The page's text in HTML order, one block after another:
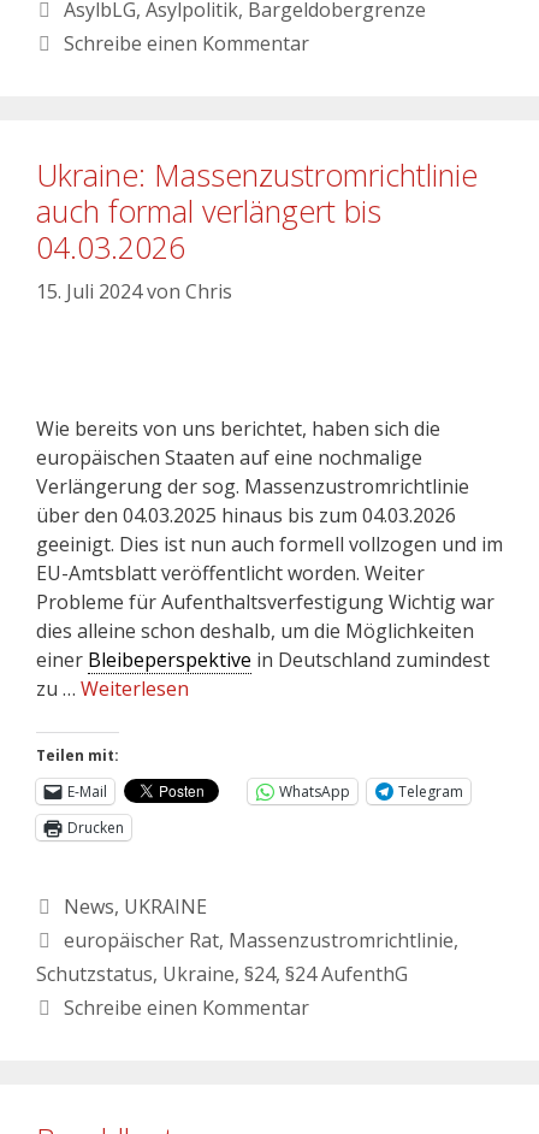
AsylbLG, Asylpolitik, Bargeldobergrenze
Schreibe einen Kommentar
Ukraine: Massenzustromrichtlinie
auch formal verlängert bis
04.03.2026
15. Juli 2024von Chris
Wie bereits von uns berichtet, haben sich die
europäischen Staaten auf eine nochmalige
Verlängerung der sog. Massenzustromrichtlinie
über den 04.03.2025 hinaus bis zum 04.03.2026
geeinigt. Dies ist nun auch formell vollzogen und im
EU-Amtsblatt veröffentlicht worden. Weiter
Probleme für Aufenthaltsverfestigung Wichtig war
dies alleine schon deshalb, um die Möglichkeiten
einer Bleibeperspektive in Deutschland zumindest
zu … Weiterlesen
Teilen mit:
E-Mail
WhatsApp
Telegram
Drucken
News, UKRAINE
europäischer Rat, Massenzustromrichtlinie,
Schutzstatus, Ukraine, §24, §24 AufenthG
Schreibe einen Kommentar